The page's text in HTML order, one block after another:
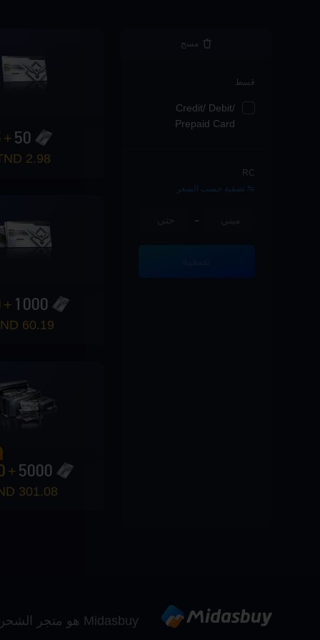
مسح
قسط
Credit/ Debit/
Prepaid Card
RC
تصفية حسب السعر
-
50
+
2.98 TND
1000
+
60.19 TND
5000
+
301.08 TND
Midasbuy هو متجر الشحن الرسمي من قبل Tencent. ادفع بأمان وسرعة ومتعة على Midasbuy.